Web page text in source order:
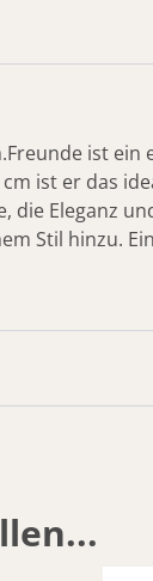
ist
ist er das
die Eleganz
Stil hinzu.